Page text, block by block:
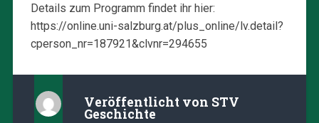
Details zum Programm findet ihr hier:
https://online.uni-salzburg.at/plus_online/lv.detail?
cperson_nr=187921&clvnr=294655
Veröffentlicht von STV
Geschichte